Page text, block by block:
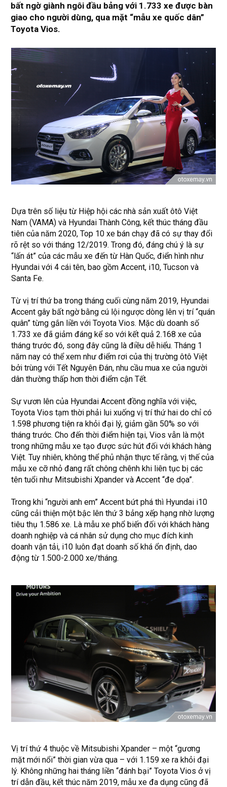
bất ngờ giành ngôi đầu bảng với 1.733 xe được bàn
giao cho người dùng, qua mặt “mẫu xe quốc dân”
Toyota Vios.
Dựa trên số liệu từ Hiệp hội các nhà sản xuất ôtô Việt
Nam (VAMA) và Hyundai Thành Công, kết thúc tháng đầu
tiên của năm 2020, Top 10 xe bán chạy đã có sự thay đổi
rõ rệt so với tháng 12/2019. Trong đó, đáng chú ý là sự
“lấn át” của các mẫu xe đến từ Hàn Quốc, điển hình như
Hyundai với 4 cái tên, bao gồm Accent, i10, Tucson và
Santa Fe.
Từ vị trí thứ ba trong tháng cuối cùng năm 2019, Hyundai
Accent gây bất ngờ bằng cú lội ngược dòng lên vị trí “quán
quân” từng gắn liền với Toyota Vios. Mặc dù doanh số
1.733 xe đã giảm đáng kể so với kết quả 2.168 xe của
tháng trước đó, song đây cũng là điều dễ hiểu. Tháng 1
năm nay có thể xem như điểm rơi của thị trường ôtô Việt
bởi trùng với Tết Nguyên Đán, nhu cầu mua xe của người
dân thường thấp hơn thời điểm cận Tết.
Sự vươn lên của Hyundai Accent đồng nghĩa với việc,
Toyota Vios tạm thời phải lui xuống vị trí thứ hai do chỉ có
1.598 phương tiện ra khỏi đại lý, giảm gần 50% so với
tháng trước. Cho đến thời điểm hiện tại, Vios vẫn là một
trong những mẫu xe tạo được sức hút đối với khách hàng
Việt. Tuy nhiên, không thể phủ nhận thực tế rằng, vị thế của
mẫu xe cỡ nhỏ đang rất chông chênh khi liên tục bị các
tên tuổi như Mitsubishi Xpander và Accent “đe dọa”.
Trong khi “người anh em” Accent bứt phá thì Hyundai i10
cũng cải thiện một bậc lên thứ 3 bảng xếp hạng nhờ lượng
tiêu thụ 1.586 xe. Là mẫu xe phổ biến đối với khách hàng
doanh nghiệp và cá nhân sử dụng cho mục đích kinh
doanh vận tải, i10 luôn đạt doanh số khá ổn định, dao
động từ 1.500-2.000 xe/tháng.
Vị trí thứ 4 thuộc về Mitsubishi Xpander – một “gương
mặt mới nổi” thời gian vừa qua – với 1.159 xe ra khỏi đại
lý. Không những hai tháng liền “đánh bại” Toyota Vios ở vị
trí dẫn đầu, kết thúc năm 2019, mẫu xe đa dụng cũng đã